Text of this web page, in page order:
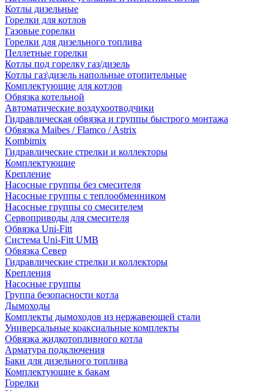
Котлы дизельные
Горелки для котлов
Газовые горелки
Горелки для дизельного топлива
Пеллетные горелки
Котлы под горелку газ/дизель
Котлы газ\дизель напольные отопительные
Комплектующие для котлов
Обвязка котельной
Автоматические воздухоотводчики
Гидравлическая обвязка и группы быстрого монтажа
Обвязка Maibes / Flamco / Astrix
Kombimix
Гидравлические стрелки и коллекторы
Комплектующие
Крепление
Насосные группы без смесителя
Насосные группы с теплообменником
Насосные группы со смесителем
Сервоприводы для смесителя
Обвязка Uni-Fitt
Система Uni-Fitt UMB
Обвязка Север
Гидравлические стрелки и коллекторы
Крепления
Насосные группы
Группа безопасности котла
Дымоходы
Комплекты дымоходов из нержавеющей стали
Универсальные коаксиальные комплекты
Обвязка жидкотопливного котла
Арматура подключения
Баки для дизельного топлива
Комплектующие к бакам
Горелки